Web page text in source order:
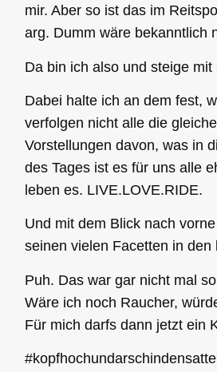
mir. Aber so ist das im
arg. Dumm wäre bekanntlich
Da bin ich also und steige
Dabei halte ich an dem fest,
verfolgen nicht alle die
Vorstellungen davon, was in
des Tages ist es für uns alle
leben es. LIVE.LOVE.RIDE.
Und mit dem Blick nach
seinen vielen Facetten in
Puh. Das war gar nicht mal
Wäre ich noch Raucher,
Für mich darfs dann jetzt ein
#kopfhochundarschindensattel